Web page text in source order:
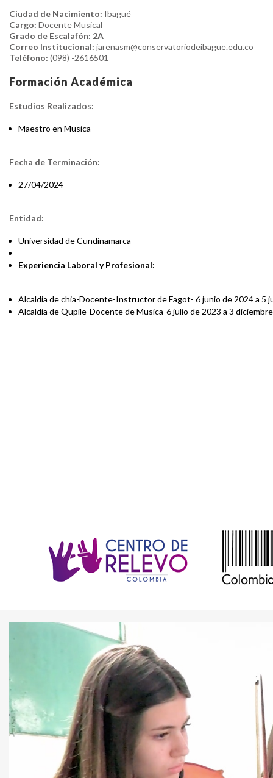
Ciudad de Nacimiento: Ibagué
Cargo: Docente Musical
Grado de Escalafón: 2A
Correo Institucional: jarenasm@conservatoriodeibague.edu.co
Teléfono: (098) -2616501
Formación Académica
Estudios Realizados:
Maestro en Musica
Fecha de Terminación:
27/04/2024
Entidad:
Universidad de Cundinamarca
Experiencia Laboral y Profesional:
Alcaldia de chia-Docente-Instructor de Fagot- 6 junio de 2024 a 5
Alcaldia de Qupile-Docente de Musica-6 julio de 2023 a 3